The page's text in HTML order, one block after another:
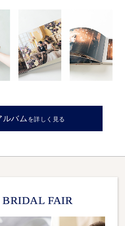
ルバム を詳しく見る
BRIDAL FAIR